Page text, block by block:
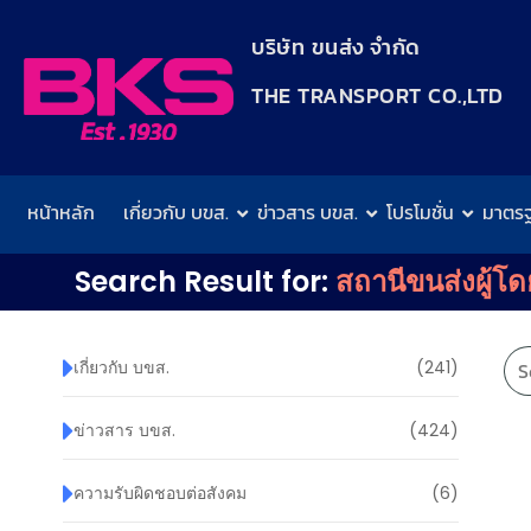
บริษัท ขนส่ง จำกัด
THE TRANSPORT CO.,LTD​
หน้าหลัก เกี่ยวกับ บขส. ข่าวสาร บขส. โปรโมชั่น มาต
Search Result for: สถานีขนส่งผู้โ
เกี่ยวกับ บขส. (241)
ข่าวสาร บขส. (424)
ความรับผิดชอบต่อสังคม (6)